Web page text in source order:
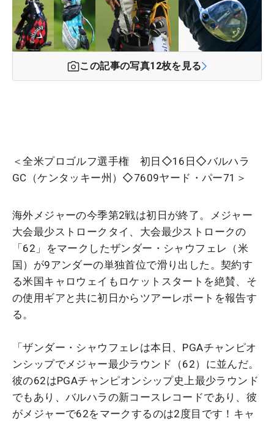
この記事の写真12枚を見る
＜全米プロゴルフ選手権 初日◇16日◇バルハラ
GC（ケンタッキー州）◇7609ヤード・パー71＞
海外メジャーの今季第2戦は初日が終了。メジャー
大会最少ストロークタイ、大会最少ストロークの
「62」をマークしたザンダー・シャウフェレ（米
国）が9アンダーの単独首位で滑り出した。契約す
る米国キャロウェイもロケットスタートを絶賛、そ
の使用ギアと共に初日からツアーレポートを報告す
る。
「ザンダー・シャウフェレは本日、PGAチャンピオ
ンシップでメジャー最少ラウンド（62）に並んだ。
彼の62はPGAチャンピオンシップ史上最少ラウンド
でもあり、バルハラの新コースレコードであり、彼
がメジャーで62をマークするのは2度目です！キャ